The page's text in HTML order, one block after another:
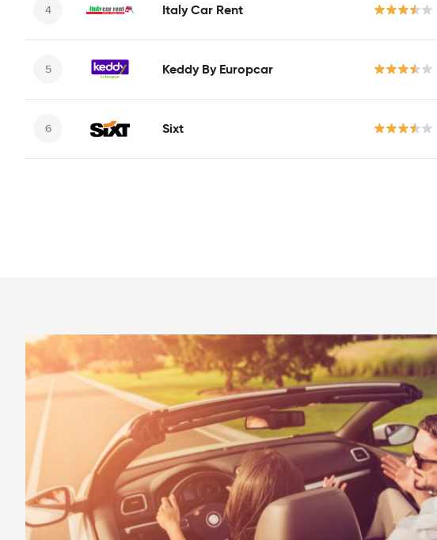
Italy Car Rent
Keddy By Europcar
Sixt